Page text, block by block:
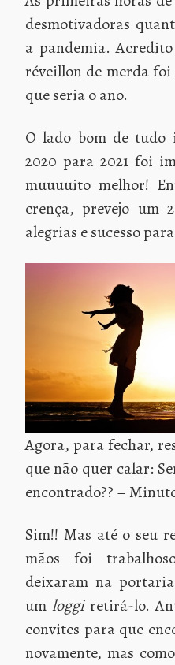
desmotivadoras
a pandemia.
réveillon de merda
que seria o ano.
O lado bom de tudo
2020 para 2021 foi
muuuuito melhor!
crença, prevejo um
alegrias e sucesso
Agora, para fechar,
que não quer calar:
encontrado?? –
Sim!! Mas até o seu
mãos foi
deixaram na
um loggiretirá-lo.
convites para que
novamente, mas